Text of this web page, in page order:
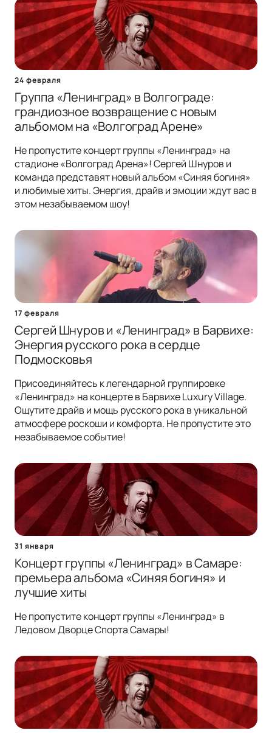
24 февраля
Группа «Ленинград» в Волгограде:
грандиозное возвращение с новым
альбомом на «Волгоград Арене»
Не пропустите концерт группы «Ленинград» на
стадионе «Волгоград Арена»! Сергей Шнуров и
команда представят новый альбом «Синяя богиня»
и любимые хиты. Энергия, драйв и эмоции ждут вас в
этом незабываемом шоу!
17 февраля
Сергей Шнуров и «Ленинград» в Барвихе:
Энергия русского рока в сердце
Подмосковья
Присоединяйтесь к легендарной группировке
«Ленинград» на концерте в Барвихе Luxury Village.
Ощутите драйв и мощь русского рока в уникальной
атмосфере роскоши и комфорта. Не пропустите это
незабываемое событие!
31 января
Концерт группы «Ленинград» в Самаре:
премьера альбома «Синяя богиня» и
лучшие хиты
Не пропустите концерт группы «Ленинград» в
Ледовом Дворце Спорта Самары!